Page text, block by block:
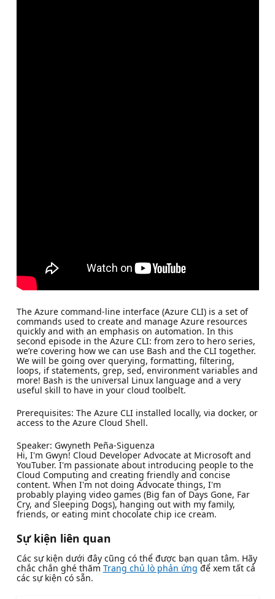
The Azure command-line interface (Azure CLI) is a set of
commands used to create and manage Azure resources
quickly and with an emphasis on automation. In this
second episode in the Azure CLI: from zero to hero series,
we’re covering how we can use Bash and the CLI together.
We will be going over querying, formatting, filtering,
loops, if statements, grep, sed, environment variables and
more! Bash is the universal Linux language and a very
useful skill to have in your cloud toolbelt.
Prerequisites: The Azure CLI installed locally, via docker, or
access to the Azure Cloud Shell.
Speaker: Gwyneth Peña-Siguenza
Hi, I'm Gwyn! Cloud Developer Advocate at Microsoft and
YouTuber. I'm passionate about introducing people to the
Cloud Computing and creating friendly and concise
content. When I'm not doing Advocate things, I'm
probably playing video games (Big fan of Days Gone, Far
Cry, and Sleeping Dogs), hanging out with my family,
friends, or eating mint chocolate chip ice cream.
Sự kiện liên quan
Các sự kiện dưới đây cũng có thể được bạn quan tâm. Hãy
chắc chắn ghé thăm Trang chủ lò phản ứng để xem tất cả
các sự kiện có sẵn.